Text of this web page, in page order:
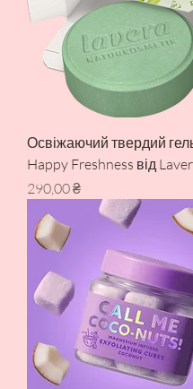
Освіжаючий твердий
Happy Freshness від
Ціна
290,00 ₴